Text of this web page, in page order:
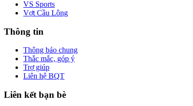
VS Sports
Vợt Cầu Lông
Thông tin
Thông báo chung
Thắc mắc, góp ý
Trợ giúp
Liên hệ BQT
Liên kết bạn bè